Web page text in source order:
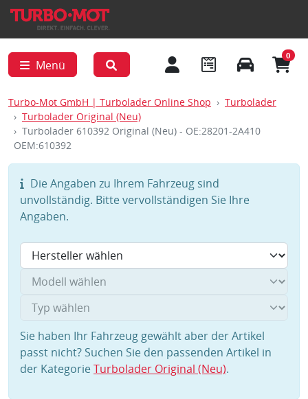
Menü
0
Turbo-Mot GmbH | Turbolader Online Shop
Turbolader
Turbolader Original (Neu)
Turbolader 610392 Original (Neu) - OE:28201-2A410
OEM:610392
Die Angaben zu Ihrem Fahrzeug sind
unvollständig. Bitte vervollständigen Sie Ihre
Angaben.
Sie haben Ihr Fahrzeug gewählt aber der Artikel
passt nicht? Suchen Sie den passenden Artikel in
der KategorieTurbolader Original (Neu).